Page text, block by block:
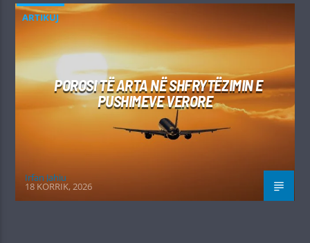
ARTIKUJ
POROSI TË ARTA NË SHFRYTËZIMIN E
PUSHIMEVE VERORE
Irfan Jahiu
18 KORRIK, 2026